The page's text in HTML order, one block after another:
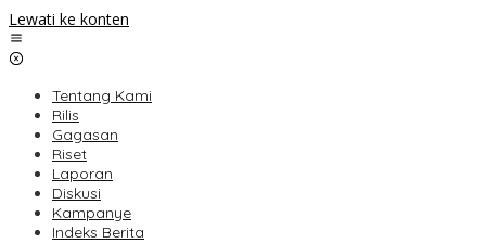
Lewati ke konten
Tentang Kami
Rilis
Gagasan
Riset
Laporan
Diskusi
Kampanye
Indeks Berita